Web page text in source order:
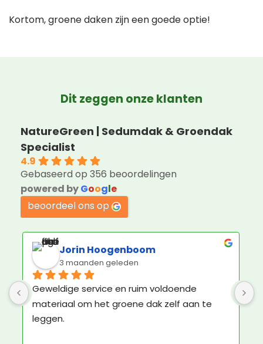
Kortom, groene daken zijn een goede optie!
Dit zeggen onze klanten
NatureGreen | Sedumdak & Groendak
Specialist
4.9
Gebaseerd op 356 beoordelingen
powered byGoogle
beoordeel ons op
Julie Schwerzel
4 maanden geleden
Kruidentuintje besteld. Niet op dak, maar op
betonpad. Ziet er prima uit. Contact met
Nature Green ook plezierig. De bezorger was